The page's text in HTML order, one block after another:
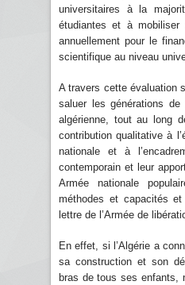
universitaires à la
étudiantes et à
annuellement pour le
scientifique au niveau
A travers cette évaluation
saluer les générations de
algérienne, tout au long
contribution qualitative à
nationale et à
contemporain et leur
Armée nationale
méthodes et capacités
lettre de l’Armée de
En effet, si l’Algérie a
sa construction et son
bras de tous ses enfants,